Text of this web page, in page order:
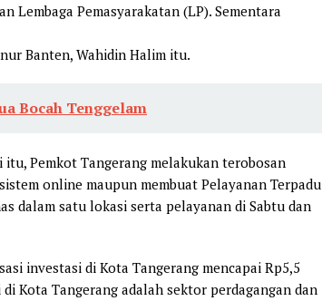
Lembaga Pemasyarakatan (LP). Sementara
Banten, Wahidin Halim itu.
Bocah Tenggelam
Pemkot Tangerang melakukan terobosan
online maupun membuat Pelayanan Terpadu
dalam satu lokasi serta pelayanan di Sabtu dan
investasi di Kota Tangerang mencapai Rp5,5
Kota Tangerang adalah sektor perdagangan dan